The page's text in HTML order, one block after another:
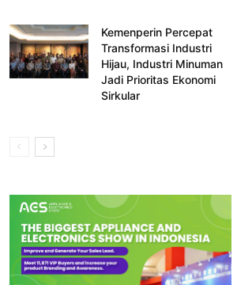
Kemenperin Percepat
Transformasi Industri
Hijau, Industri Minuman
Jadi Prioritas Ekonomi
Sirkular